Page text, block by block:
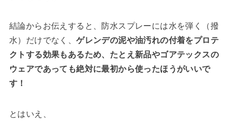
結論からお伝えすると、防水スプレーには水を弾く（撥
水）だけでなく、ゲレンデの泥や油汚れの付着をプロテ
クトする効果もあるため、たとえ新品やゴアテックスの
ウェアであっても絶対に最初から使ったほうがいいで
す！
とはいえ、